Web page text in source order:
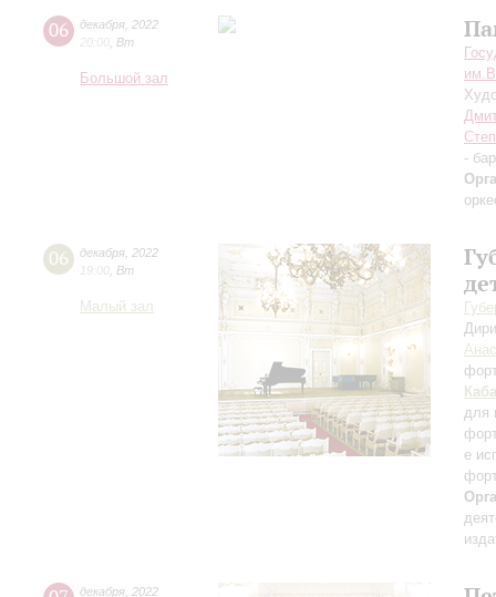
06 декабря 2022
20:00 Вт
Большой зал
-
06 декабря 2022
19:00 Вт
Малый зал
для
е
декабря 2022